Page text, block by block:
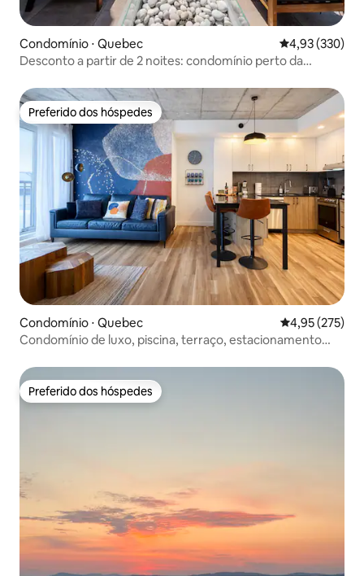
Condomínio ⋅ Quebec 4,93 de uma
4,93 (330)
Desconto a partir de 2 noites: condomínio perto da
Preferido dos hóspedes
Preferido dos hóspedes
Condomínio ⋅ Quebec 4,95 de uma
4,95 (275)
Condomínio de luxo, piscina, terraço, estacionamento
Preferido dos hóspedes
Preferido dos hóspedes